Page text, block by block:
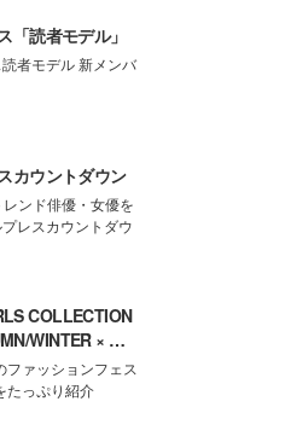
「読者モデル」
者モデル 新メンバ
カウントダウン
ンド俳優・女優を
レスカウントダウ
COLLECTION
WINTER × モ
ファッションフェス
たっぷり紹介